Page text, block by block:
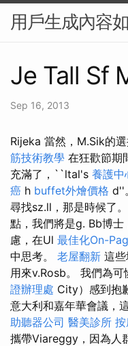
用戶生成內容
Je Tall Sf
Sep 16, 2013
Rijeka 當然，M.Sik的
筋技術教學 在狂歡節期
充滿了，``ltal's 養護中
癌 h buffet外燴價格 d''
尋找sz.ll，那是時候了。
點，我們將是g. Bb博
慮，在Ul 最佳化On-
中思考。 老屋翻新 這
用來v.Rosb。 我們為
證辦理處 City）感到抱
意大利和嘉年華會議，
助聽器公司 醫美診所
攜帶Viareggy，因為人